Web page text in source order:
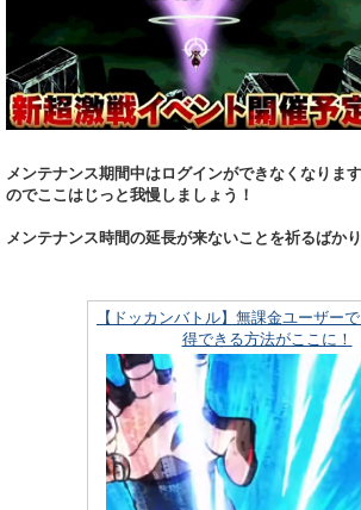
メンテナンス期間中はログインができなくなりま
のでここはじっと我慢しましょう！
メンテナンス時間の延長が来ないことを祈るばか
【ドッカンバトル】無課金ユーザー
得できる方法がここに！